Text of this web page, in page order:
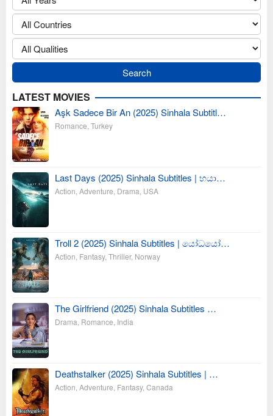
LATEST MOVIES
Aşk Sadece Bir An (2025) Sinhala Subtitl…
Romance Turkey
Last Days (2025) Sinhala Subtitles | භයා…
Action Adventure Drama USA
Troll 2 (2025) Sinhala Subtitles | යෝධයෝ…
Action Fantasy, Thriller, Norway
The Girlfriend (2025) Sinhala Subtitles …
Drama Romance India
Deathstalker (2025) Sinhala Subtitles | …
Action Adventure Fantasy, Canada